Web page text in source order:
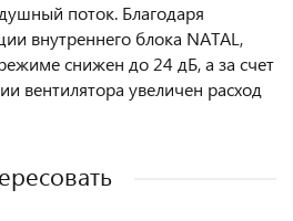
поток. Благодаря
внутреннего блока NATAL,
снижен до 24 дБ, а за счет
вентилятора увеличен расход